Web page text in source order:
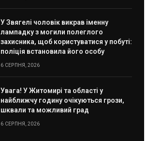
У Звягелі чоловік викрав іменну
лампадку з могили полеглого
захисника, щоб користуватися у побуті:
поліція встановила його особу
6 СЕРПНЯ, 2026
Увага! У Житомирі та області у
найближчу годину очікуються грози,
шквали та можливий град
6 СЕРПНЯ, 2026